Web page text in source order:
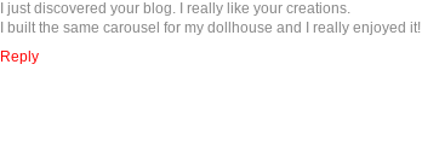
I just discovered your blog. I really like your creations.
I built the same carousel for my dollhouse and I really enjoyed it!
Reply